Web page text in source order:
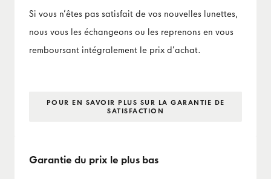
Si vous n’êtes pas satisfait de vos nouvelles lunettes,
nous vous les échangeons ou les reprenons en vous
remboursant intégralement le prix d’achat.
POUR EN SAVOIR PLUS SUR LA GARANTIE DE
SATISFACTION
Garantie du prix le plus bas